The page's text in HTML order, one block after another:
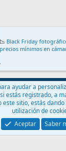
y reglas Política
® © 2010-2024
📉 Black Friday
precios mínimos en
.
ayudar a
estás registrado, a
sitio, estás
utilización de
Aceptar
Saber